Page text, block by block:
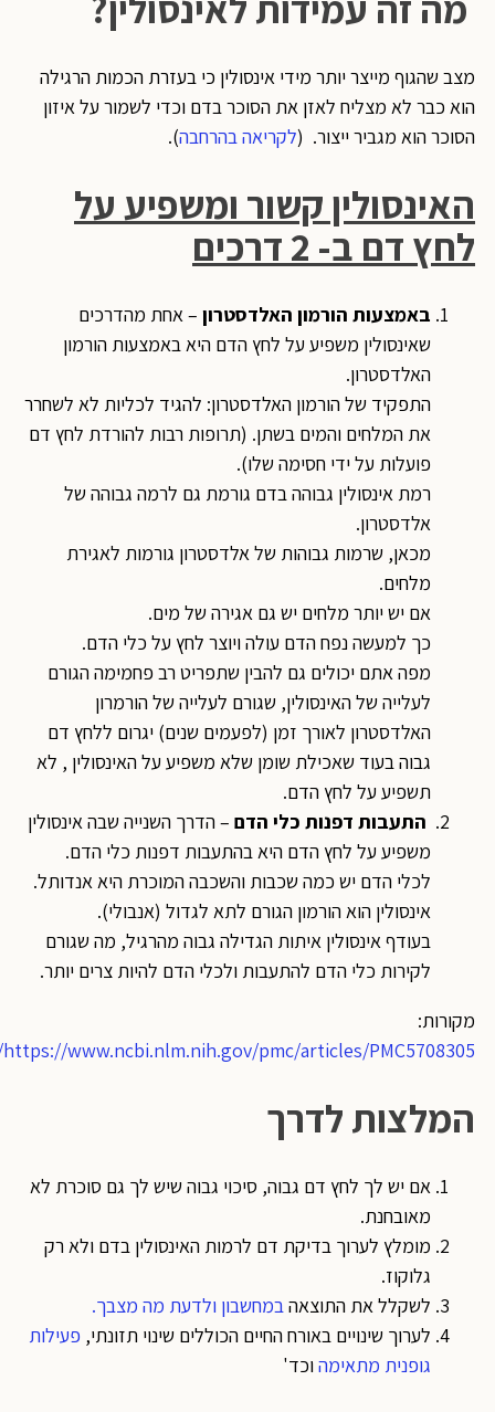
מצב שהגוף מייצר יותר מידי אינסולין כי בעזרת הכמות הרגילה
הוא כבר לא מצליח לאזן את הסוכר בדם וכדי לשמור על איזון
הסוכר הוא מגביר ייצור. ( לקריאה בהרחבה).
האינסולין קשור ומשפיע על
לחץ דם ב- 2 דרכים
באמצעות הורמון האלדסטרון– אחת מהדרכים
שאינסולין משפיע על לחץ הדם היא באמצעות הורמון
האלדסטרון.
התפקיד של הורמון האלדסטרון: להגיד לכליות לא לשחרר
את המלחים והמים בשתן. (תרופות רבות להורדת לחץ דם
פועלות על ידי חסימה שלו).
רמת אינסולין גבוהה בדם גורמת גם לרמה גבוהה של
אלדסטרון.
מכאן, שרמות גבוהות של אלדסטרון גורמות לאגירת
מלחים.
אם יש יותר מלחים יש גם אגירה של מים.
כך למעשה נפח הדם עולה ויוצר לחץ על כלי הדם.
מפה אתם יכולים גם להבין שתפריט רב פחמימה הגורם
לעלייה של האינסולין, שגורם לעלייה של הורמרון
האלדסטרון לאורך זמן (לפעמים שנים) יגרום ללחץ דם
גבוה בעוד שאכילת שומן שלא משפיע על האינסולין , לא
תשפיע על לחץ הדם.
התעבות דפנות כלי הדם– הדרך השנייה שבה אינסולין
משפיע על לחץ הדם היא בהתעבות דפנות כלי הדם.
לכלי הדם יש כמה שכבות והשכבה המוכרת היא אנדותל.
אינסולין הוא הורמון הגורם לתא לגדול (אנבולי).
בעודף אינסולין איתות הגדילה גבוה מהרגיל, מה שגורם
לקירות כלי הדם להתעבות ולכלי הדם להיות צרים יותר.
מקורות:
https://www.ncbi.nlm.nih.gov/pmc/articles/PMC5708305/
המלצות לדרך
אם יש לך לחץ דם גבוה, סיכוי גבוה שיש לך גם סוכרת לא
מאובחנת.
מומלץ לערוך בדיקת דם לרמות האינסולין בדם ולא רק
גלוקוז.
לשקלל את התוצאהבמחשבון ולדעת מה מצבך.
לערוך שינויים באורח החיים הכוללים שינוי תזונתי,פעילות
גופנית מתאימהוכד'